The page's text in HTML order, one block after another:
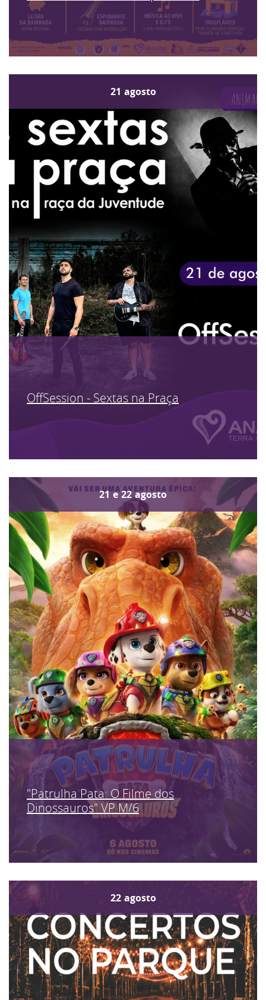
21 agosto
OffSession - Sextas na Praça
21 e 22 agosto
"Patrulha Pata: O Filme dos
Dinossauros" VP M/6
22 agosto